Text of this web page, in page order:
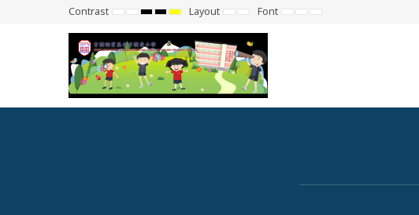
Contrast Default
NightHigh
Black
White
mode
High
Black
Yellow
mode
High
Yellow
Black
mode
Layout FixedWideFont SetSetSet